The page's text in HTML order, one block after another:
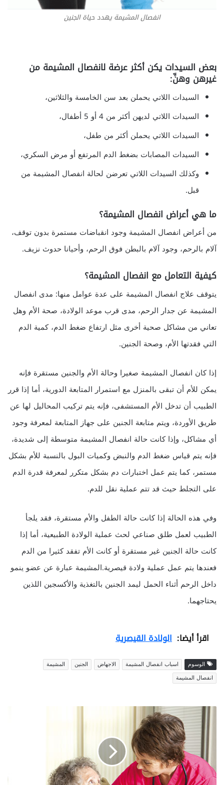
انفصال المشيمة يهدد حياة الجنين
بعض السيدات يكن أكثر عرضة لانفصال المشيمة من
غيرهن وهنِّ:
السيدات اللاتي يحملن بعد سن الخامسة والثلاثين،
السيدات اللاتي لديهن أكثر من 4 أو 5 أطفال،
السيدات اللاتي يحملن أكثر من طفل،
السيدات المصابات بضغط الدم المرتفع أو مرض السكري،
وكذلك السيدات اللاتي تعرضن لحالة انفصال المشيمة من
قبل.
ما هي أعراض انفصال المشيمة؟
من أعراض انفصال المشيمة وجود انقباضات مستمرة بدون توقف،
آلام بالرحم، وجود آلام بالبطن فوق الرحم، وأحيانا حدوث نزيف.
كيفية التعامل مع انفصال المشيمة؟
يتوقف علاج انفصال المشيمة على عدة عوامل منها: مدى انفصال
المشيمة عن جدار الرحم، مدى قرب موعد الولادة، صحة الأم وهل
تعاني من مشاكل صحية أخرى مثل ارتفاع ضغط الدم، كمية الدم
التي فقدتها الأم، وصحة الجنين.
إذا كان انفصال المشيمة صغيرا وحالة الأم والجنين مستقرة فإنه
يمكن للأم أن تبقى بالمنزل مع استمرار المتابعة الدورية، أما إذا قرر
الطبيب أن تدخل الأم المستشفى، فإنه يتم تركيب المحاليل لها عن
طريق الأوردة، ويتم متابعة الجنين على جهاز المتابعة لمعرفة وجود
أي مشاكل، وإذا كانت حالة انفصال المشيمة متوسطة إلى شديدة،
فإنه يتم قياس ضغط الدم والنبض وكميات البول بالنسبة للأم بشكل
مستمر، كما يتم عمل اختبارات دم بشكل متكرر لمعرفة قدرة الدم
على التجلط حيث قد تتم عملية نقل للدم.
وفي هذه الحالة إذا كانت حالة الطفل والأم مستقرة، فقد يلجأ
الطبيب لعمل طلق صناعي لحث عملية الولادة الطبيعية، أما إذا
كانت حالة الجنين غير مستقرة أو كانت الأم تفقد كثيرا من الدم
فعندها يتم عمل عملية ولادة قيصرية.المشيمة عبارة عن عضو ينمو
داخل الرحم أثناء الحمل ليمد الجنين بالتغذية والأكسجين اللذين
يحتاجهما.
اقرأ أيضا: الولادة القيصرية
الوسوم اسباب انفصال المشيمة الاجهاض الجنين
المشيمة
انفصال المشيمة
ت